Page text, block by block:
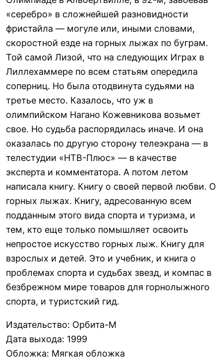
«серебро» в сложнейшей разновидности
фристайла — могуле или, иными словами,
скоростной езде на горных лыжах по буграм.
Той самой Лизой, что на следующих Играх в
Лиллехаммере по всем статьям опередила
соперниц. Но была отодвинута судьями на
третье место. Казалось, что уж в
олимпийском Нагано Кожевникова возьмет
свое. Но судьба распорядилась иначе. И она
оказалась по другую сторону телеэкрана — в
телестудии «НТВ-Плюс» — в качестве
эксперта и комментатора. А потом летом
написала книгу. Книгу о своей первой любви. О
горных лыжах. Книгу, адресованную всем
подданным этого вида спорта и туризма, и
тем, кто еще только помышляет освоить
непростое искусство горных лыж. Книгу для
взрослых и детей. Это и учебник, и книга о
проблемах спорта и судьбах звезд, и компас в
безбрежном мире товаров для горнолыжного
спорта, и туристский гид.
Издательство: Орбита-М
Дата выхода: 1999
Обложка: Мягкая обложка